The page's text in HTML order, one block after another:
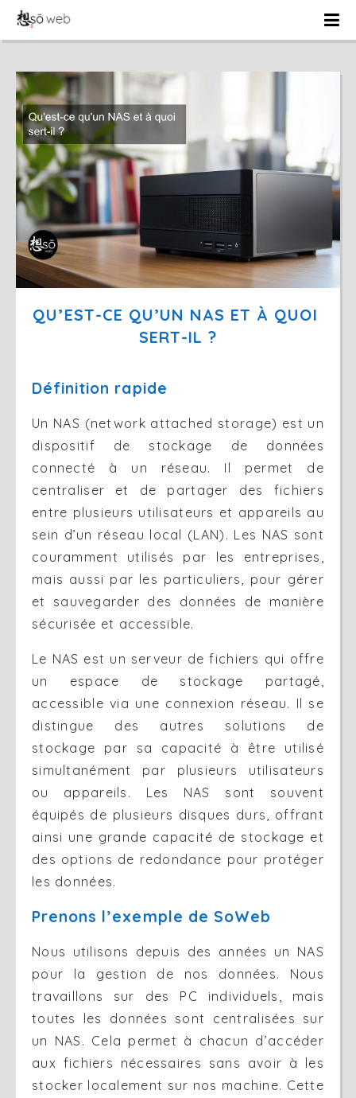
QU’EST-CE QU’UN NAS ET À QUOI
SERT-IL ?
Définition rapide
Un NAS (network attached storage) est un
dispositif de stockage de données
connecté à un réseau. Il permet de
centraliser et de partager des fichiers
entre plusieurs utilisateurs et appareils au
sein d’un réseau local (LAN). Les NAS sont
couramment utilisés par les entreprises,
mais aussi par les particuliers, pour gérer
et sauvegarder des données de manière
sécurisée et accessible.
Le NAS est un serveur de fichiers qui offre
un espace de stockage partagé,
accessible via une connexion réseau. Il se
distingue des autres solutions de
stockage par sa capacité à être utilisé
simultanément par plusieurs utilisateurs
ou appareils. Les NAS sont souvent
équipés de plusieurs disques durs, offrant
ainsi une grande capacité de stockage et
des options de redondance pour protéger
les données.
Prenons l’exemple de SoWeb
Nous utilisons depuis des années un NAS
pour la gestion de nos données. Nous
travaillons sur des PC individuels, mais
toutes les données sont centralisées sur
un NAS. Cela permet à chacun d’accéder
aux fichiers nécessaires sans avoir à les
stocker localement sur nos machine. Cette